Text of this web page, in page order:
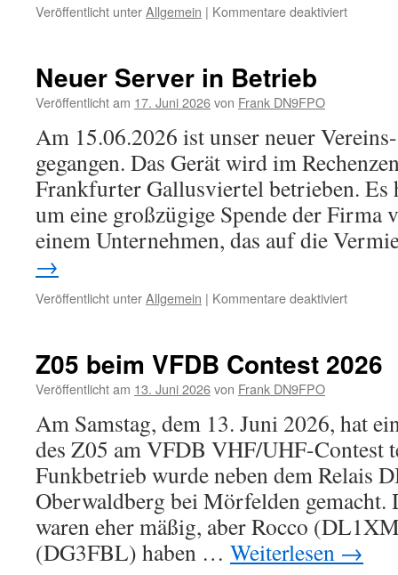
Veröffentlicht unterAllgemein | Kommentare deaktiviertfür
Neuer Server in Betrieb
Veröffentlicht am 17. Juni 2026von Frank DN9FPO
Am 15.06.2026 ist unser neuer
gegangen. Das Gerät wird im
Frankfurter Gallusviertel betrieben. Es
um eine großzügige Spende der Firma
einem Unternehmen, das auf die
→
Veröffentlicht unterAllgemein | Kommentare deaktiviertfür
Betrieb
Z05 beim VFDB Contest 2026
Veröffentlicht am 13. Juni 2026von Frank DN9FPO
Am Samstag, dem 13. Juni 2026, hat
des Z05 am VFDB VHF/UHF-Contest
Funkbetrieb wurde neben dem Relais
Oberwaldberg bei Mörfelden gemacht.
waren eher mäßig, aber Rocco
(DG3FBL) haben … Weiterlesen →